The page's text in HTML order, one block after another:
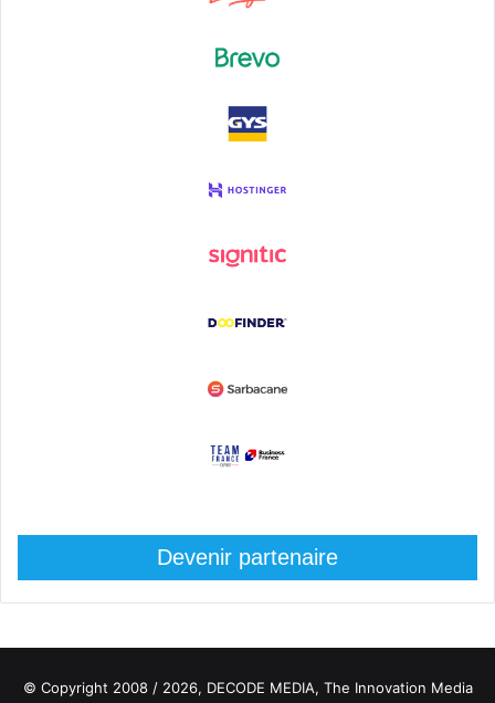
Devenir partenaire
© Copyright 2008 / 2026, DECODE MEDIA, The Innovation Media